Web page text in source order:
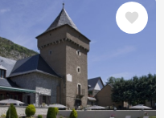
Image